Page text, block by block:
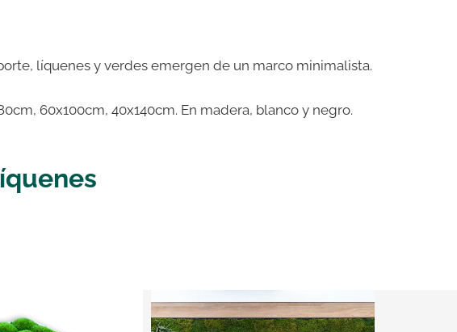
líquenes y verdes emergen de un marco minimalista.
60x100cm, 40x140cm. En madera, blanco y negro.